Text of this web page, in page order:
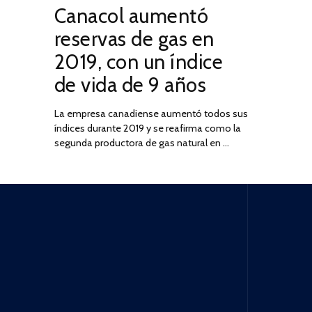
ON
2025
Canacol aumentó
reservas de gas en
2019, con un índice
de vida de 9 años
La empresa canadiense aumentó todos sus
índices durante 2019 y se reafirma como la
segunda productora de gas natural en …